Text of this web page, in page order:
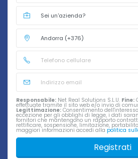
Responsabile: Net Real Solutions S.L.U. Fine:
effettuate tramite il sito web e/o invio di
Legittimazione: Consentimento
eccezione per gli obblighi di legge, i dati
fornitori che mantengono un rapporto
rettificare, sospensione, limitazione,
maggiori informazioni accedi alla politica
Registrati